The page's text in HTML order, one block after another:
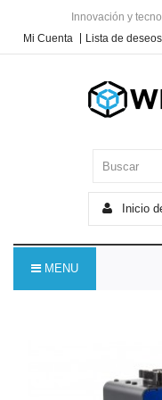
Innovación y
Mi Cuenta
Lista de
Inicio
MENU